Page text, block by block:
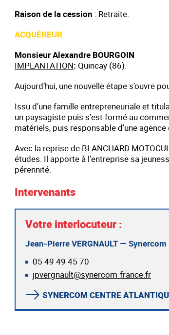
Raison de la cession : Retraite.
ACQUÉREUR
Monsieur Alexandre BOURGOIN
IMPLANTATION: Quincay (86).
Aujourd’hui, une nouvelle étape s’ouvre
Issu d’une famille entrepreneuriale et
un paysagiste puis s’est formé au
matériels, puis responsable d’une
Avec la reprise de BLANCHARD
études. Il apporte à l’entreprise sa
pérennité.
Intervenants
Votre interlocuteur :
Jean-Pierre VERGNAULT —
05 49 49 45 70
jpvergnault@synercom-france.fr
SYNERCOM CENTRE